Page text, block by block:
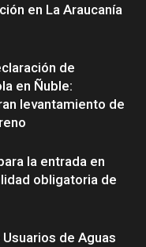
en La Araucanía
de
en Ñuble:
levantamiento de
la entrada en
obligatoria de
de Aguas